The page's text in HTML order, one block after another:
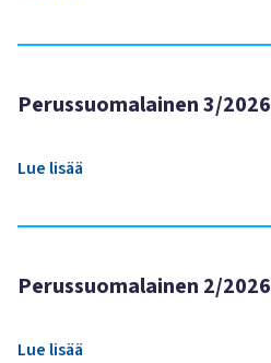
Perussuomalainen 3/2026
Lue lisää
Perussuomalainen 2/2026
Lue lisää